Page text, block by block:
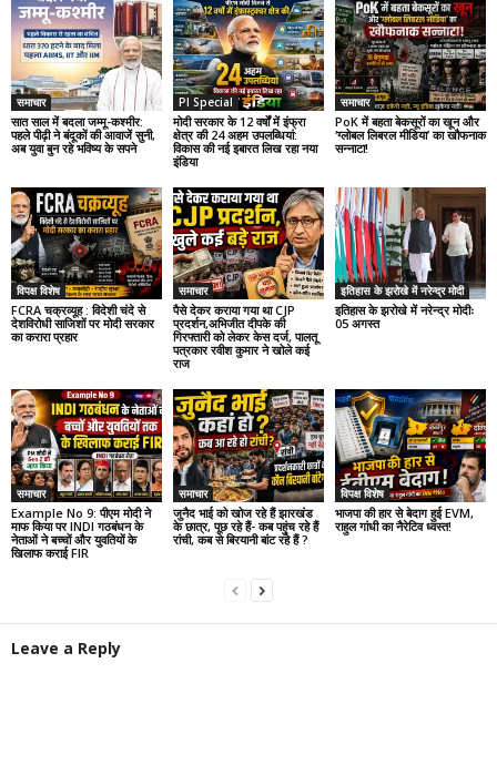
समाचार
सात साल में बदला जम्मू-कश्मीर:
पहले पीढ़ी ने बंदूकों की आवाजें सुनी,
अब युवा बुन रहे भविष्य के सपने
PI Special
मोदी सरकार के 12 वर्षों में इंफ्रा
क्षेत्र की 24 अहम उपलब्धियां:
विकास की नई इबारत लिख रहा नया
इंडिया
समाचार
PoK में बहता बेकसूरों का खून और
‘ग्लोबल लिबरल मीडिया’ का खौफनाक
सन्नाटा!
विपक्ष विशेष
FCRA चक्रव्यूह : विदेशी चंदे से
देशविरोधी साजिशों पर मोदी सरकार
का करारा प्रहार
समाचार
पैसे देकर कराया गया था CJP
प्रदर्शन,अभिजीत दीपके की
गिरफ्तारी को लेकर केस दर्ज, पालतू
पत्रकार रवीश कुमार ने खोले कई
राज
इतिहास के झरोखे में नरेन्द्र मोदी
इतिहास के झरोखे में नरेन्द्र मोदीः
05 अगस्त
समाचार
Example No 9: पीएम मोदी ने
माफ किया पर INDI गठबंधन के
नेताओं ने बच्चों और युवतियों के
खिलाफ कराई FIR
समाचार
जुनैद भाई को खोज रहे हैं झारखंड
के छात्र, पूछ रहे हैं- कब पहुंच रहे हैं
रांची, कब से बिरयानी बांट रहे हैं ?
विपक्ष विशेष
भाजपा की हार से बेदाग हुई EVM,
राहुल गांधी का नैरेटिव ध्वस्त!
Leave a Reply